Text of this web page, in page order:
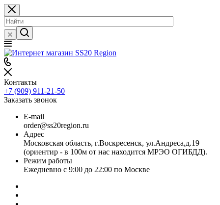
Контакты
+7 (909) 911-21-50
Заказать звонок
E-mail
order@ss20region.ru
Адрес
Московская область, г.Воскресенск, ул.Андреса,д.19
(ориентир - в 100м от нас находится МРЭО ОГИБДД).
Режим работы
Ежедневно с 9:00 до 22:00 по Москве